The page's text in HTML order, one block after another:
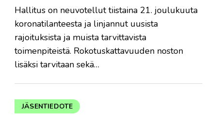
Hallitus on neuvotellut tiistaina 21. joulukuuta
koronatilanteesta ja linjannut uusista
rajoituksista ja muista tarvittavista
toimenpiteistä. Rokotuskattavuuden noston
lisäksi tarvitaan sekä…
JÄSENTIEDOTE